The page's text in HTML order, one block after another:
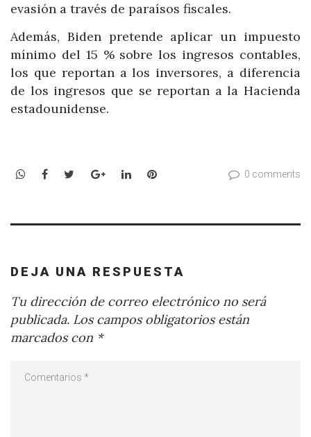
evasión a través de paraísos fiscales.
Además, Biden pretende aplicar un impuesto
mínimo del 15 % sobre los ingresos contables,
los que reportan a los inversores, a diferencia
de los ingresos que se reportan a la Hacienda
estadounidense.
WhatsApp
Facebook
TwitterGoogle+LinkedInPinterest 0 comments
DEJA UNA RESPUESTA
Tu dirección de correo electrónico no será
publicada. Los campos obligatorios están
marcados con *